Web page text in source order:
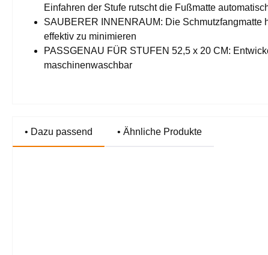
Einfahren der Stufe rutscht die Fußmatte
SAUBERER INNENRAUM: Die Schmutzfangmatte
effektiv zu minimieren
PASSGENAU FÜR STUFEN 52,5 x 20 CM:
maschinenwaschbar
• Dazu passend • Ähnliche Produkte